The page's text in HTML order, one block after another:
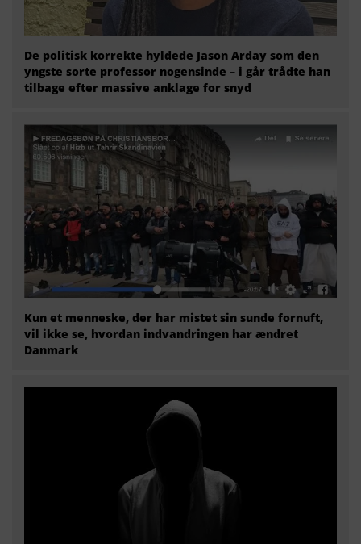
De politisk korrekte hyldede Jason Arday som den
yngste sorte professor nogensinde – i går trådte han
tilbage efter massive anklage for snyd
Kun et menneske, der har mistet sin sunde fornuft,
vil ikke se, hvordan indvandringen har ændret
Danmark